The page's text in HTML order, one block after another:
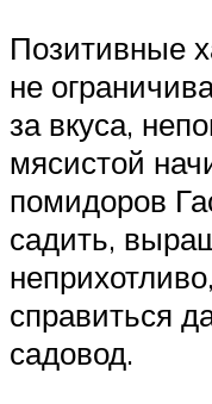
Позитивные
не
за вкуса,
мясистой
помидоров
садить,
справиться
садовод.